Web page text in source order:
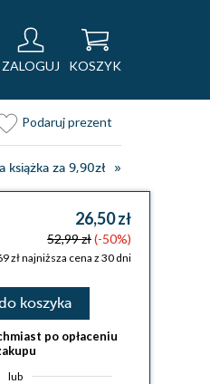
ZALOGUJ KOSZYK
Podaruj prezent
książka za 9,90zł
26,50 zł
52,99 zł(-50%)
zł najniższa cena z 30 dni
koszyka
po opłaceniu
lub